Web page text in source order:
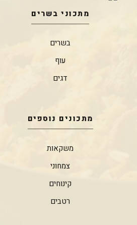
מתכוני בשרים
בשרים
עוף
דגים
מתכונים נוספים
משקאות
צמחוני
קינוחים
רטבים